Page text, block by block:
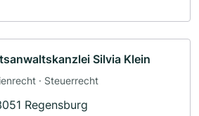
Silvia Klein
· Steuerrecht
Regensburg